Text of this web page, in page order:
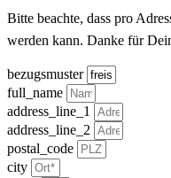
Bitte beachte, dass pro
werden kann. Danke für
bezugsmuster
full_name
address_line_1
address_line_2
postal_code
city